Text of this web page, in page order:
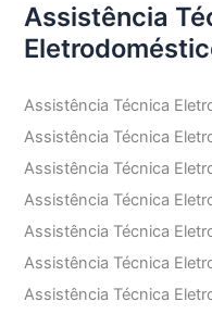
Assistência
Assistência Técnica
Assistência Técnica
Assistência Técnica
Assistência Técnica
Assistência Técnica
Assistência Técnica
Assistência Técnica